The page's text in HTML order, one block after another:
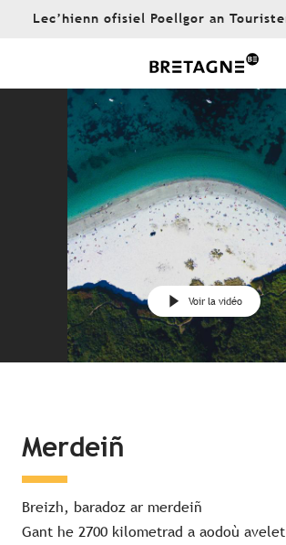
Lec’hienn ofisiel Poellgor an
Voir la vidéo
Merdeiñ
Breizh, baradoz ar merdeiñ
Gant he 2700 kilometrad a aodoù